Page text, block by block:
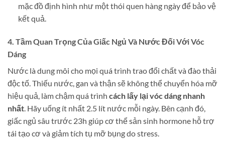
mặc đồ định hình như một thói quen hàng ngày để bảo vệ
kết quả.
4. Tầm Quan Trọng Của Giấc Ngủ Và Nước Đối Với Vóc
Dáng
Nước là dung môi cho mọi quá trình trao đổi chất và đào thải
độc tố. Thiếu nước, gan và thận sẽ không thể chuyển hóa mỡ
hiệu quả, làm chậm quá trình cách lấy lại vóc dáng nhanh
nhất . Hãy uống ít nhất 2.5 lít nước mỗi ngày. Bên cạnh đó,
giấc ngủ sâu trước 23h giúp cơ thể sản sinh hormone hỗ trợ
tái tạo cơ và giảm tích tụ mỡ bụng do stress.